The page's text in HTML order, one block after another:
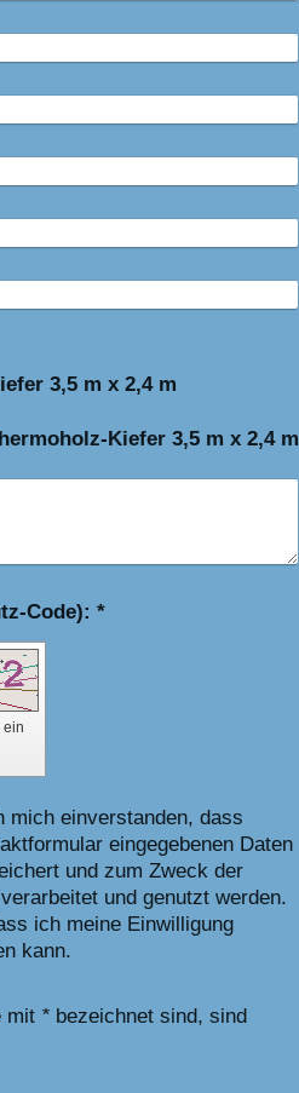
3,5 m x 2,4 m
Kiefer 3,5 m x 2,4 m
Captcha (Spam-Schutz-Code): *
ein
mich einverstanden, dass
eingegebenen Daten
und zum Zweck der
und genutzt werden.
ich meine Einwilligung
kann.
mit *bezeichnet sind, sind